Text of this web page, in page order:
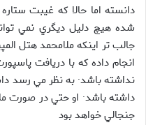
دانسته اما حالا كه غيبت
شده هيچ دليل ديگري نمي
جالب تر اينكه ملامحمد هتل
انجام داده كه با دريافت
نداشته باشد· به نظر مي رسد
داشته باشد· او حتي در صورت
جنجالي خواهد بود